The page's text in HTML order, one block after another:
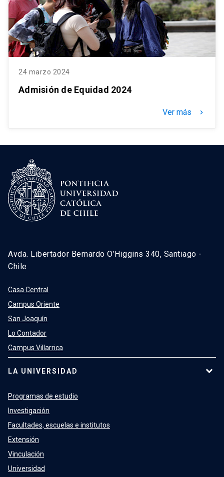
24 marzo 2024
Admisión de Equidad 2024
Ver más keyboard_arrow_right
Avda. Libertador Bernardo O’Higgins 340, Santiago -
Chile
Casa Central
Campus Oriente
San Joaquín
Lo Contador
Campus Villarrica
LA UNIVERSIDAD
Programas de estudio
Investigación
Facultades, escuelas e institutos
Extensión
Vinculación
Universidad